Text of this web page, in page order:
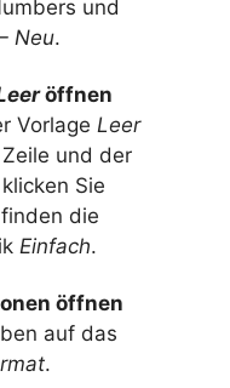
und
Neu.
öffnen
Vorlage Leer
und der
Sie
die
Einfach.
öffnen
auf das
.